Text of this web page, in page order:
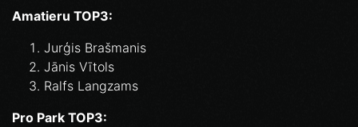
Amatieru TOP3:
Jurģis Brašmanis
Jānis Vītols
Ralfs Langzams
Pro Park TOP3: